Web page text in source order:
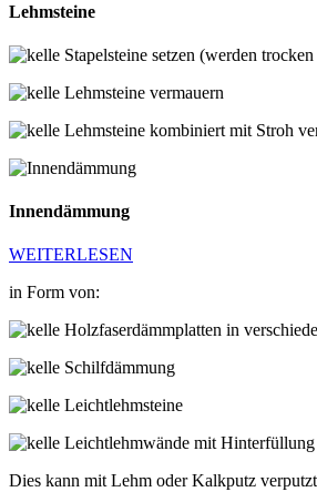
Lehmsteine
Stapelsteine setzen (werden
Lehmsteine vermauern
Lehmsteine kombiniert mit Stroh
Innendämmung
WEITERLESEN
in Form von:
Holzfaserdämmplatten in
Schilfdämmung
Leichtlehmsteine
Leichtlehmwände mit
Dies kann mit Lehm oder Kalkputz